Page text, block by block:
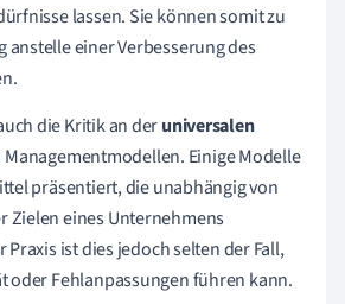
lassen. Sie können somit zu
anstelle einer Verbesserung des
die Kritik an deruniversalen
Managementmodellen. Einige Modelle
präsentiert, die unabhängig von
Zielen eines Unternehmens
ist dies jedoch selten der Fall,
oder Fehlanpassungen führen kann.